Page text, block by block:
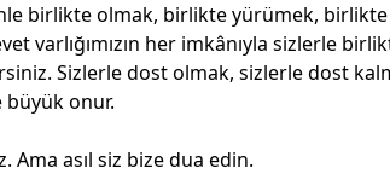
birlikte olmak, birlikte yürümek,
varlığımızın her imkânıyla sizlerle
Sizlerle dost olmak, sizlerle dost
büyük onur.
Ama asıl siz bize dua edin.